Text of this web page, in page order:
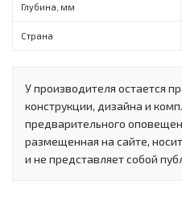
Глубина, мм
Страна
У производителя остается
конструкции, дизайна и
предварительного
размещенная на сайте,
и не представляет собой